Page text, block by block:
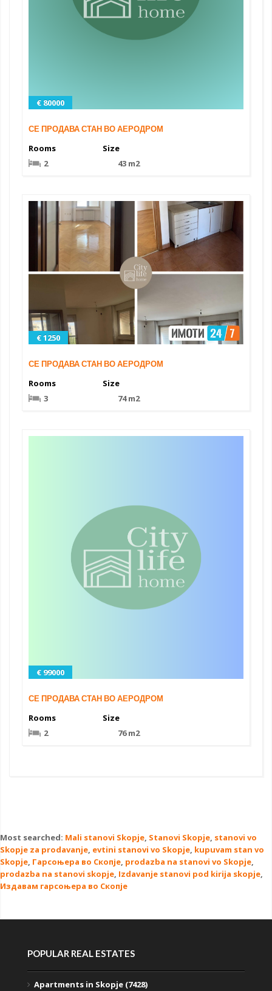
€ 80000
СЕ ПРОДАВА СТАН ВО АЕРОДРОМ
Rooms
2
Size
43 m2
€ 1250
СЕ ПРОДАВА СТАН ВО АЕРОДРОМ
Rooms
3
Size
74 m2
€ 99000
СЕ ПРОДАВА СТАН ВО АЕРОДРОМ
Rooms
2
Size
76 m2
Most searched: Mali stanovi Skopje, Stanovi Skopje, stanovi vo
Skopje za prodavanje, evtini stanovi vo Skopje, kupuvam stan vo
Skopje, Гарсоњера во Скопје, prodazba na stanovi vo Skopje,
prodazba na stanovi skopje, Izdavanje stanovi pod kirija skopje,
Издавам гарсоњера во Скопје
POPULAR REAL ESTATES
Apartments in Skopje (7428)